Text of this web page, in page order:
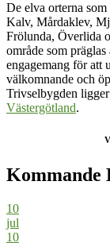
De elva orterna
Kalv, Mårdaklev,
Frölunda, Överlida
område som präglas
engagemang för att
välkomnande och
Trivselbygden
Västergötland.
Kommande
10
jul
10